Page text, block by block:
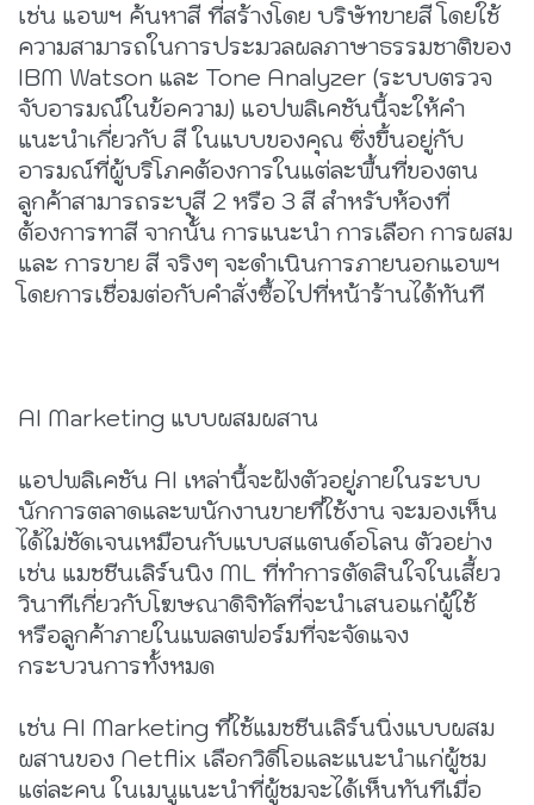
เช่น แอพฯ ค้นหาสี ที่สร้างโดย บริษัทขายสี โดยใช้
ความสามารถในการประมวลผลภาษาธรรมชาติของ
IBM Watson และ Tone Analyzer (ระบบตรวจ
จับอารมณ์ในข้อความ) แอปพลิเคชันนี้จะให้คำ
แนะนำเกี่ยวกับ สี ในแบบของคุณ ซึ่งขึ้นอยู่กับ
อารมณ์ที่ผู้บริโภคต้องการในแต่ละพื้นที่ของตน
ลูกค้าสามารถระบุสี 2 หรือ 3 สี สำหรับห้องที่
ต้องการทาสี จากนั้น การแนะนำ การเลือก การผสม
และ การขาย สี จริงๆ จะดำเนินการภายนอกแอพฯ
โดยการเชื่อมต่อกับคำสั่งซื้อไปที่หน้าร้านได้ทันที
AI Marketing แบบผสมผสาน
แอปพลิเคชัน AI เหล่านี้จะฝังตัวอยู่ภายในระบบ
นักการตลาดและพนักงานขายที่ใช้งาน จะมองเห็น
ได้ไม่ชัดเจนเหมือนกับแบบสแตนด์อโลน ตัวอย่าง
เช่น แมชชีนเลิร์นนิง ML ที่ทำการตัดสินใจในเสี้ยว
วินาทีเกี่ยวกับโฆษณาดิจิทัลที่จะนำเสนอแก่ผู้ใช้
หรือลูกค้าภายในแพลตฟอร์มที่จะจัดแจง
กระบวนการทั้งหมด
เช่น AI Marketing ที่ใช้แมชชีนเลิร์นนิ่งแบบผสม
ผสานของ Netflix เลือกวิดีโอและแนะนำแก่ผู้ชม
แต่ละคน ในเมนูแนะนำที่ผู้ชมจะได้เห็นทันทีเมื่อ